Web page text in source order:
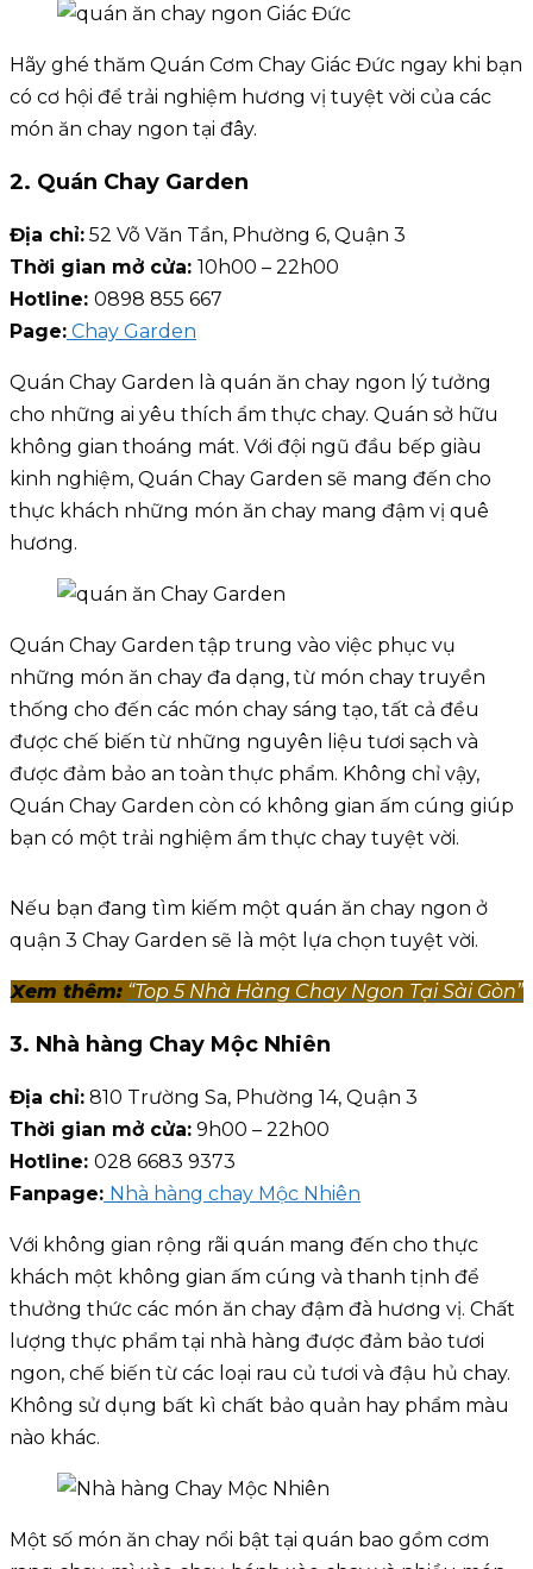
Hãy ghé thăm Quán Cơm Chay Giác Đức ngay khi bạn
có cơ hội để trải nghiệm hương vị tuyệt vời của các
món ăn chay ngon tại đây.
2. Quán Chay Garden
Địa chỉ: 52 Võ Văn Tần, Phường 6, Quận 3
Thời gian mở cửa: 10h00 – 22h00
Hotline: 0898 855 667
Page: Chay Garden
Quán Chay Garden là quán ăn chay ngon lý tưởng
cho những ai yêu thích ẩm thực chay. Quán sở hữu
không gian thoáng mát. Với đội ngũ đầu bếp giàu
kinh nghiệm, Quán Chay Garden sẽ mang đến cho
thực khách những món ăn chay mang đậm vị quê
hương.
Quán Chay Garden tập trung vào việc phục vụ
những món ăn chay đa dạng, từ món chay truyền
thống cho đến các món chay sáng tạo, tất cả đều
được chế biến từ những nguyên liệu tươi sạch và
được đảm bảo an toàn thực phẩm. Không chỉ vậy,
Quán Chay Garden còn có không gian ấm cúng giúp
bạn có một trải nghiệm ẩm thực chay tuyệt vời.
Nếu bạn đang tìm kiếm một quán ăn chay ngon ở
quận 3 Chay Garden sẽ là một lựa chọn tuyệt vời.
Xem thêm: “Top 5 Nhà Hàng Chay Ngon Tại Sài Gòn”
3. Nhà hàng Chay Mộc Nhiên
Địa chỉ: 810 Trường Sa, Phường 14, Quận 3
Thời gian mở cửa: 9h00 – 22h00
Hotline: 028 6683 9373
Fanpage: Nhà hàng chay Mộc Nhiên
Với không gian rộng rãi quán mang đến cho thực
khách một không gian ấm cúng và thanh tịnh để
thưởng thức các món ăn chay đậm đà hương vị. Chất
lượng thực phẩm tại nhà hàng được đảm bảo tươi
ngon, chế biến từ các loại rau củ tươi và đậu hủ chay.
Không sử dụng bất kì chất bảo quản hay phẩm màu
nào khác.
Một số món ăn chay nổi bật tại quán bao gồm cơm